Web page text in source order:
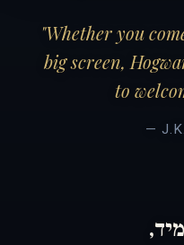
"Whether you
big screen,
to
—